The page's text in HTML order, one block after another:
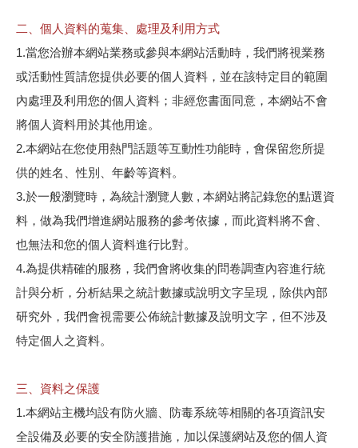
二、個人資料的蒐集、處理及利用方式
1.當您洽辦本網站業務或參與本網站活動時，我們將視業務
或活動性質請您提供必要的個人資料，並在該特定目的範圍
內處理及利用您的個人資料；非經您書面同意，本網站不會
將個人資料用於其他用途。
2.本網站在您使用熱門話題等互動性功能時，會保留您所提
供的姓名、性別、年齡等資料。
3.於一般瀏覽時，為統計瀏覽人數 , 本網站將記錄您的點選資
料，做為我們增進網站服務的參考依據，而此資料將不會、
也無法和您的個人資料進行比對。
4.為提供精確的服務，我們會將收集的問卷調查內容進行統
計與分析，分析結果之統計數據或說明文字呈現，除供內部
研究外，我們會視需要公佈統計數據及說明文字，但不涉及
特定個人之資料。
三、資料之保護
1.本網站主機均設有防火牆、防毒系統等相關的各項資訊安
全設備及必要的安全防護措施，加以保護網站及您的個人資